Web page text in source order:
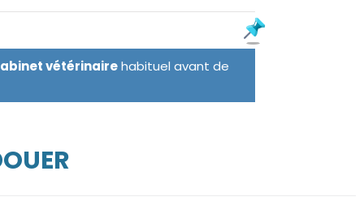
vétérinairehabituel avant de